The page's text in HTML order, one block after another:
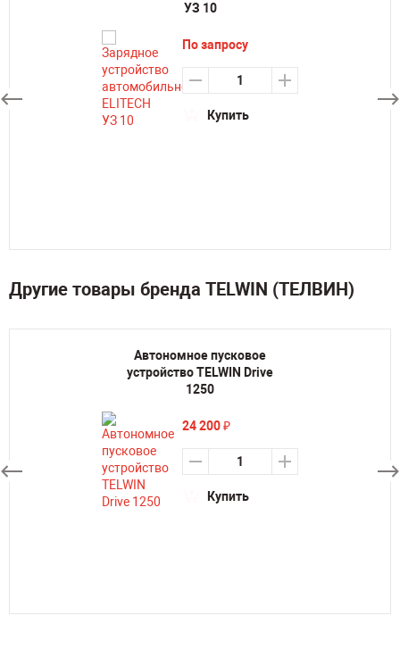
УЗ 10
По запросу
Купить
Другие товары бренда TELWIN (ТЕЛВИН)
Автономное пусковое
устройство TELWIN Drive
1250
24 200₽
Купить